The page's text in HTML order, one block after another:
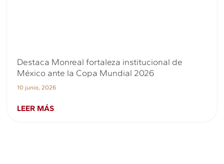
Destaca Monreal fortaleza institucional de
México ante la Copa Mundial 2026
10 junio, 2026
LEER MÁS